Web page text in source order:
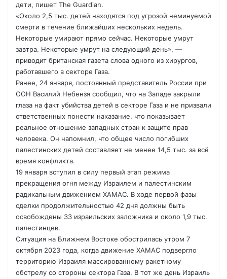
дети, пишет The Guardian.
«Около 2,5 тыс. детей находятся под угрозой неминуемой
смерти в течение ближайших нескольких недель.
Некоторые умирают прямо сейчас. Некоторые умрут
завтра. Некоторые умрут на следующий день», —
приводит британская газета слова одного из хирургов,
работавшего в секторе Газа.
Ранее, 24 января, постоянный представитель России при
ООН Василий Небензя сообщил, что на Западе закрыли
глаза на факт убийства детей в секторе Газа и не призвали
ответственных понести наказание, что показывает
реальное отношение западных стран к защите прав
человека. Он напомнил, что общее число погибших
палестинских детей составляет не менее 14,5 тыс. за всё
время конфликта.
19 января вступил в силу первый этап режима
прекращения огня между Израилем и палестинским
радикальным движением ХАМАС. В ходе первой фазы
сделки продолжительностью 42 дня должны быть
освобождены 33 израильских заложника и около 1,9 тыс.
палестинцев.
Ситуация на Ближнем Востоке обострилась утром 7
октября 2023 года, когда движение ХАМАС подвергло
территорию Израиля массированному ракетному
обстрелу со стороны сектора Газа. В тот же день Израиль